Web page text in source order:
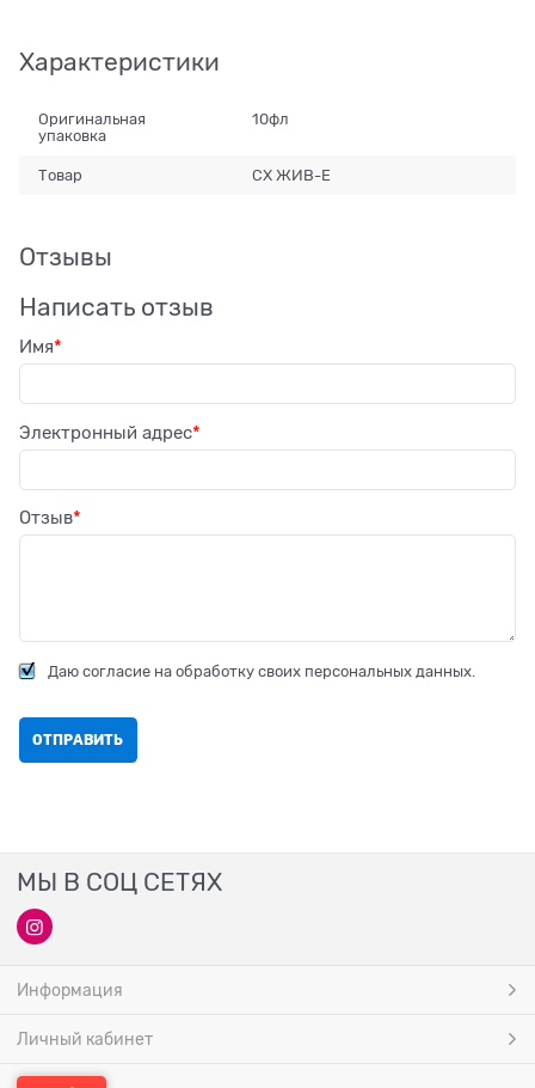
Характеристики
Оригинальная
упаковка
10фл
Товар СХ ЖИВ-Е
Отзывы
Написать отзыв
Имя
Электронный адрес
Отзыв
Даю согласие на обработку своих персональных данных.
МЫ В СОЦ СЕТЯХ
Информация
Личный кабинет